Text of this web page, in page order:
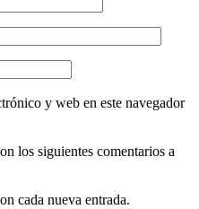
y web en este navegador
los siguientes comentarios a
cada nueva entrada.